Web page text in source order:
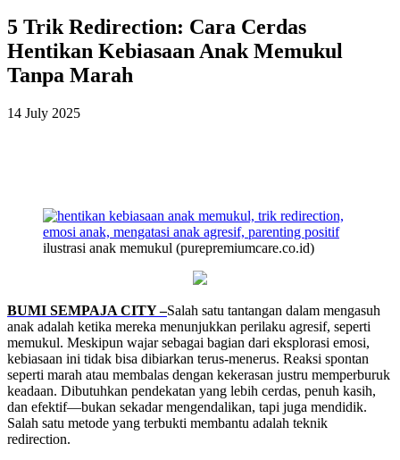
5 Trik Redirection: Cara Cerdas
Hentikan Kebiasaan Anak Memukul
Tanpa Marah
14 July 2025
ilustrasi anak memukul (purepremiumcare.co.id)
BUMI SEMPAJA CITY –Salah satu tantangan dalam mengasuh
anak adalah ketika mereka menunjukkan perilaku agresif, seperti
memukul. Meskipun wajar sebagai bagian dari eksplorasi emosi,
kebiasaan ini tidak bisa dibiarkan terus-menerus. Reaksi spontan
seperti marah atau membalas dengan kekerasan justru memperburuk
keadaan. Dibutuhkan pendekatan yang lebih cerdas, penuh kasih,
dan efektif—bukan sekadar mengendalikan, tapi juga mendidik.
Salah satu metode yang terbukti membantu adalah teknik
redirection.